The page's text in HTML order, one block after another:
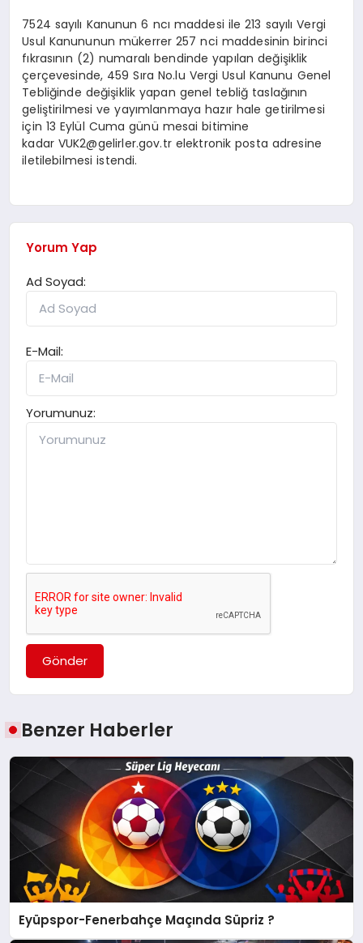
7524 sayılı Kanunun 6 ncı maddesi ile 213 sayılı Vergi
Usul Kanununun mükerrer 257 nci maddesinin birinci
fıkrasının (2) numaralı bendinde yapılan değişiklik
çerçevesinde, 459 Sıra No.lu Vergi Usul Kanunu Genel
Tebliğinde değişiklik yapan genel tebliğ taslağının
geliştirilmesi ve yayımlanmaya hazır hale getirilmesi
için 13 Eylül Cuma günü mesai bitimine
kadar VUK2@gelirler.gov.tr elektronik posta adresine
iletilebilmesi istendi.
Yorum Yap
Ad Soyad:
E-Mail:
Yorumunuz:
Gönder
Benzer Haberler
Eyüpspor-Fenerbahçe Maçında Süpriz ?